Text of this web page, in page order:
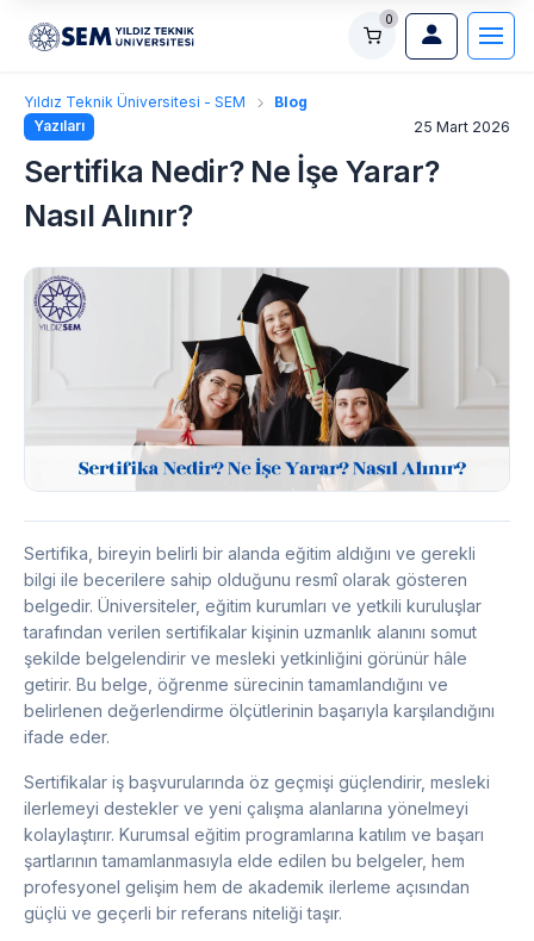
0
Yıldız Teknik Üniversitesi - SEM
Blog
Yazıları
25 Mart 2026
Sertifika Nedir? Ne İşe Yarar?
Nasıl Alınır?
Sertifika, bireyin belirli bir alanda eğitim aldığını ve gerekli
bilgi ile becerilere sahip olduğunu resmî olarak gösteren
belgedir. Üniversiteler, eğitim kurumları ve yetkili kuruluşlar
tarafından verilen sertifikalar kişinin uzmanlık alanını somut
şekilde belgelendirir ve mesleki yetkinliğini görünür hâle
getirir. Bu belge, öğrenme sürecinin tamamlandığını ve
belirlenen değerlendirme ölçütlerinin başarıyla karşılandığını
ifade eder.
Sertifikalar iş başvurularında öz geçmişi güçlendirir, mesleki
ilerlemeyi destekler ve yeni çalışma alanlarına yönelmeyi
kolaylaştırır. Kurumsal eğitim programlarına katılım ve başarı
şartlarının tamamlanmasıyla elde edilen bu belgeler, hem
profesyonel gelişim hem de akademik ilerleme açısından
güçlü ve geçerli bir referans niteliği taşır.